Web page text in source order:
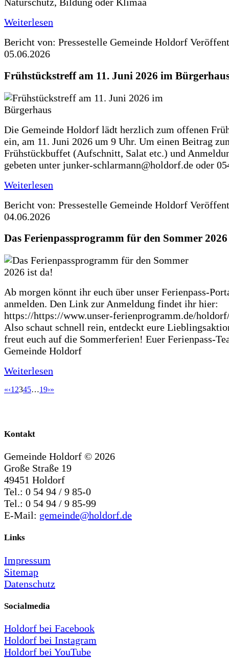
Weiterlesen
Bericht von: Pressestelle Gemeinde Holdorf
05.06.2026
Frühstückstreff am 11. Juni 2026 im
Die Gemeinde Holdorf lädt herzlich zum offenen
ein, am 11. Juni 2026 um 9 Uhr. Um einen Beitrag
Frühstückbuffet (Aufschnitt, Salat etc.) und
gebeten unter junker-schlarmann@holdorf.de oder
Weiterlesen
Bericht von: Pressestelle Gemeinde Holdorf
04.06.2026
Das Ferienpassprogramm für den Sommer
Ab morgen könnt ihr euch über unser Ferienpass-
anmelden. Den Link zur Anmeldung findet ihr hier:
https://https://www.unser-ferienprogramm.de/
Also schaut schnell rein, entdeckt eure
freut euch auf die Sommerferien! Euer Ferienpass-
Gemeinde Holdorf
Weiterlesen
«‹1 2345…19›»
Kontakt
Gemeinde Holdorf © 2026
Große Straße 19
49451 Holdorf
Tel.: 0 54 94 / 9 85-0
Tel.: 0 54 94 / 9 85-99
E-Mail: gemeinde@holdorf.de
Links
Impressum
Sitemap
Datenschutz
Socialmedia
Holdorf bei Facebook
Holdorf bei Instagram
Holdorf bei YouTube